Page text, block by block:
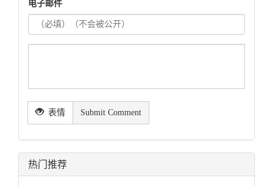
电子邮件
表情 Submit Comment
热门推荐